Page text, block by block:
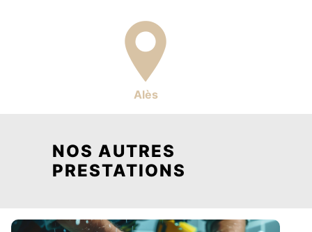
Alès
NOS AUTRES
PRESTATIONS